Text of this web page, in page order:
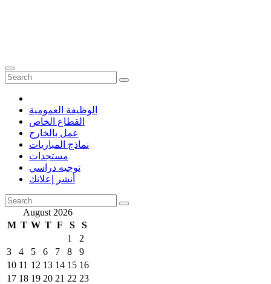
الوظيفة العمومية
القطاع الخاص
عمل بالخارج
نماذج المباريات
مستجدات
توجيه دراسي
أنشر إعلانك
August 2026
M T W T F S
S
1
2
3
4 5 6 7 8
9
10 11 12 13 14 15 16
17 18 19 20 21 22 23